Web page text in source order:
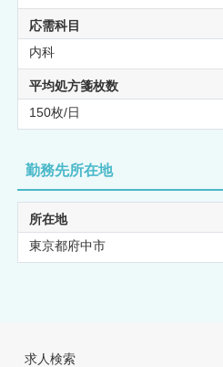
応需科目
内科
平均処方箋枚数
150枚/日
勤務先所在地
所在地
東京都府中市
求人検索